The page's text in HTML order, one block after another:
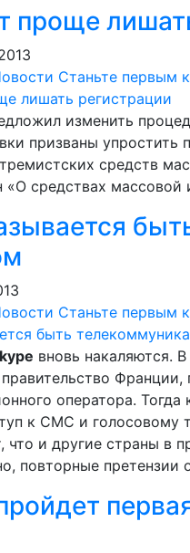
проще
Станьте первым
изменить
призваны
средств
«О средствах
Станьте первым
вновь накаляются.
Франции,
оператора.
к СМС и голосовому
что и другие страны в
повторные претензии